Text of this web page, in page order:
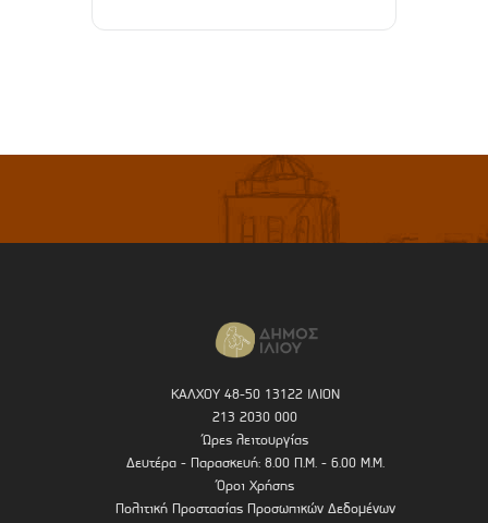
ΚΑΛΧΟΥ 48-50 13122 ΙΛΙΟΝ
213 2030 000
Ώρες λειτουργίας
Δευτέρα - Παρασκευή: 8.00 Π.Μ. - 6.00 Μ.Μ.
Όροι Χρήσης
Πολιτική Προστασίας Προσωπικών Δεδομένων